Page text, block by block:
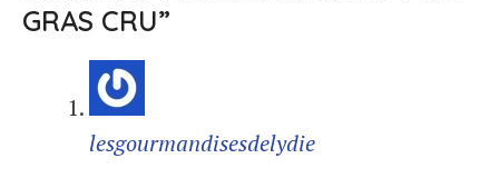
GRAS CRU”
lesgourmandisesdelydie